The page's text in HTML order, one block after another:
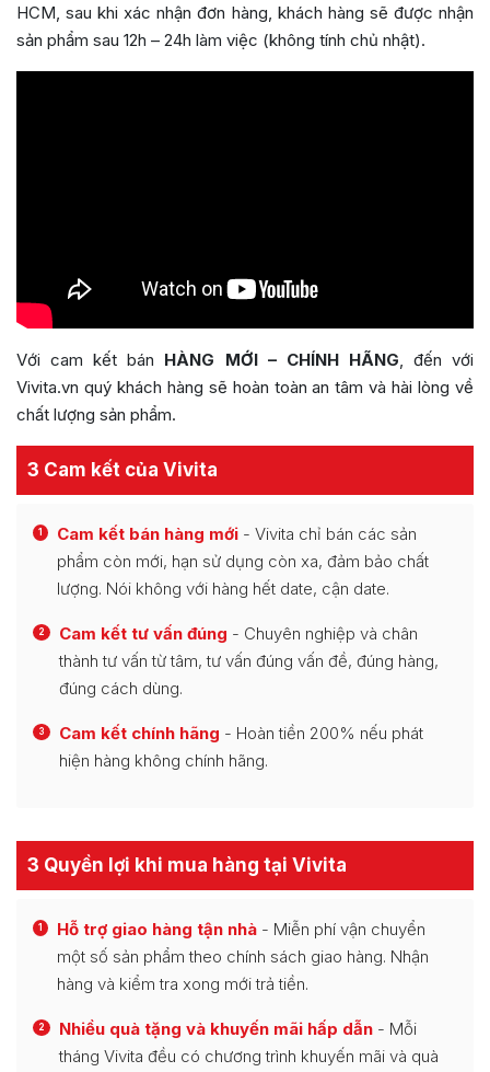
HCM, sau khi xác nhận đơn hàng, khách hàng sẽ được nhận
sản phẩm sau 12h – 24h làm việc (không tính chủ nhật).
Với cam kết bán HÀNG MỚI – CHÍNH HÃNG, đến với
Vivita.vn quý khách hàng sẽ hoàn toàn an tâm và hài lòng về
chất lượng sản phẩm.
3 Cam kết của Vivita
1 Cam kết bán hàng mới - Vivita chỉ bán các sản
phẩm còn mới, hạn sử dụng còn xa, đảm bảo chất
lượng. Nói không với hàng hết date, cận date.
2 Cam kết tư vấn đúng - Chuyên nghiệp và chân
thành tư vấn từ tâm, tư vấn đúng vấn đề, đúng hàng,
đúng cách dùng.
3 Cam kết chính hãng - Hoàn tiền 200% nếu phát
hiện hàng không chính hãng.
3 Quyền lợi khi mua hàng tại Vivita
1 Hỗ trợ giao hàng tận nhà - Miễn phí vận chuyển
một số sản phẩm theo chính sách giao hàng. Nhận
hàng và kiểm tra xong mới trả tiền.
2 Nhiều quà tặng và khuyến mãi hấp dẫn - Mỗi
tháng Vivita đều có chương trình khuyến mãi và quà